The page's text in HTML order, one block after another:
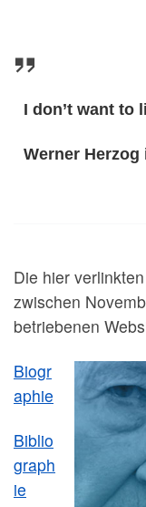
I don’t want to
Werner
Die hier
zwischen
betriebenen
Biogr
aphie
Biblio
graph
ie